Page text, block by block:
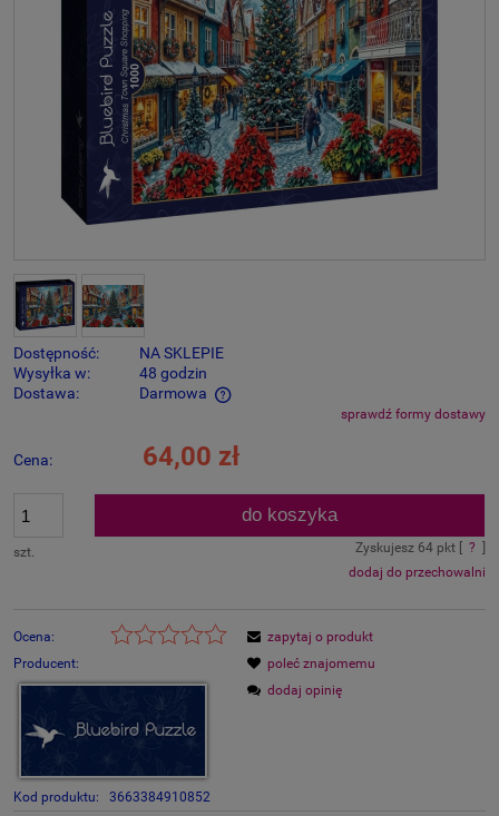
Dostępność:
NA SKLEPIE
Wysyłka w:
48 godzin
Dostawa:
Darmowa
Cena nie zawiera ewentualnych kosztów płatnościsprawdź formy dostawy
Cena: 64,00 zł
szt.
do koszyka
Zyskujesz 64pkt [ ?
dodaj do przechowalni
Ocena:
Producent:
Kod produktu: 3663384910852
zapytaj o produkt
poleć znajomemu
dodaj opinię